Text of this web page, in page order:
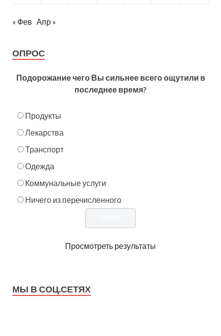
« Фев Апр »
ОПРОС
Подорожание чего Вы сильнее всего ощутили в
последнее время?
Продукты
Лекарства
Транспорт
Одежда
Коммунальные услуги
Ничего из перечисленного
Просмотреть результаты
МЫ В СОЦ.СЕТЯХ